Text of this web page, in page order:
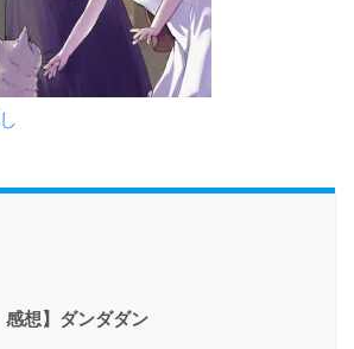
感想】ダンダダン